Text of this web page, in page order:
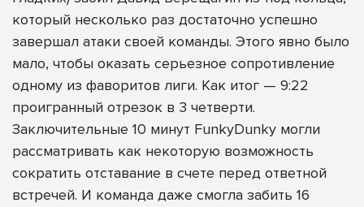
который несколько раз достаточно успешно
завершал атаки своей команды. Этого явно было
мало, чтобы оказать серьезное сопротивление
одному из фаворитов лиги. Как итог — 9:22
проигранный отрезок в 3 четверти.
Заключительные 10 минут FunkyDunky могли
рассматривать как некоторую возможность
сократить отставание в счете перед ответной
встречей. И команда даже смогла забить 16